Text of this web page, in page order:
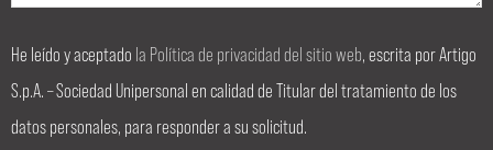
He leído y aceptado la Política de privacidad del sitio web, escrita por Artigo
S.p.A. – Sociedad Unipersonal en calidad de Titular del tratamiento de los
datos personales, para responder a su solicitud.